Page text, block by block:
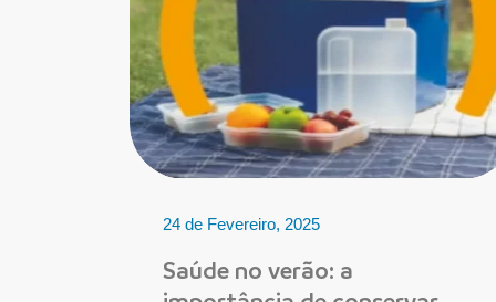
24 de Fevereiro, 2025
Saúde no verão: a